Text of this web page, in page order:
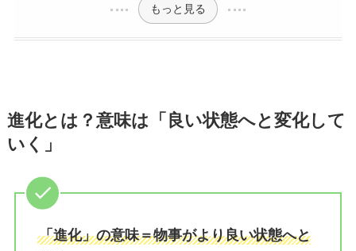
もっと見る
進化とは？意味は「良い状態へと変化して
いく」
「進化」の意味＝物事がより良い状態へと